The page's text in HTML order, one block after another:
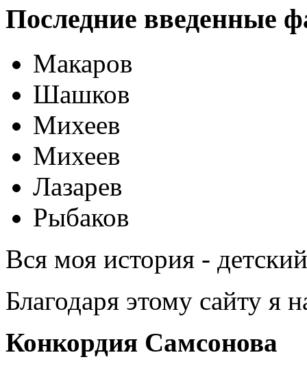
Последние введенные
Макаров
Шашков
Михеев
Михеев
Лазарев
Рыбаков
Вся моя история -
Благодаря этому сайту я
Конкордия Самсонова